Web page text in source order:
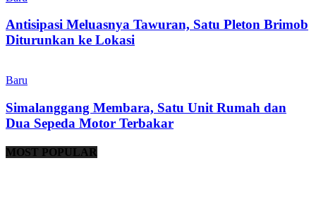
Antisipasi Meluasnya Tawuran, Satu Pleton Brimob
Diturunkan ke Lokasi
Baru
Simalanggang Membara, Satu Unit Rumah dan
Dua Sepeda Motor Terbakar
MOST POPULAR